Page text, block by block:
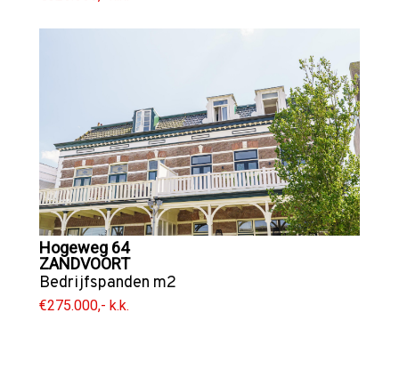
Hogeweg 64
ZANDVOORT
Bedrijfspanden m2
€275.000,- k.k.